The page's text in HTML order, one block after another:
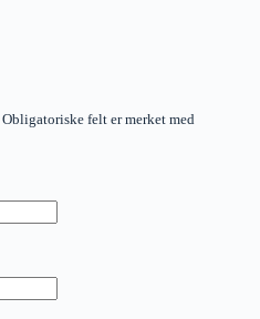
Obligatoriske felt er merket med